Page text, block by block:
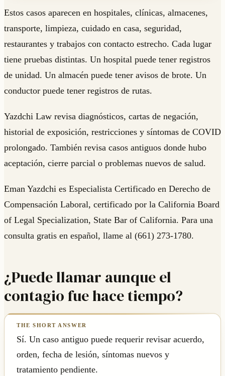
Estos casos aparecen en hospitales, clínicas, almacenes,
transporte, limpieza, cuidado en casa, seguridad,
restaurantes y trabajos con contacto estrecho. Cada lugar
tiene pruebas distintas. Un hospital puede tener registros
de unidad. Un almacén puede tener avisos de brote. Un
conductor puede tener registros de rutas.
Yazdchi Law revisa diagnósticos, cartas de negación,
historial de exposición, restricciones y síntomas de COVID
prolongado. También revisa casos antiguos donde hubo
aceptación, cierre parcial o problemas nuevos de salud.
Eman Yazdchi es Especialista Certificado en Derecho de
Compensación Laboral, certificado por la California Board
of Legal Specialization, State Bar of California. Para una
consulta gratis en español, llame al (661) 273-1780.
¿Puede llamar aunque el
contagio fue hace tiempo?
Sí. Un caso antiguo puede requerir revisar acuerdo,
orden, fecha de lesión, síntomas nuevos y
tratamiento pendiente.